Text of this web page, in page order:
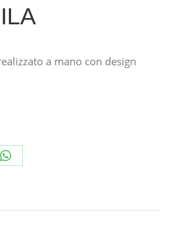
a mano con design
Share
WhatsApp